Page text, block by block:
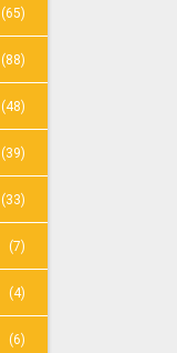
(65)
(88)
(48)
(39)
(33)
(7)
(4)
(6)